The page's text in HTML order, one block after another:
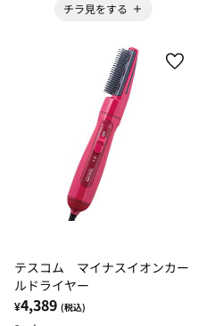
チラ見をする
テスコム マイナスイオンカー
ルドライヤー
¥4,389 (税込)